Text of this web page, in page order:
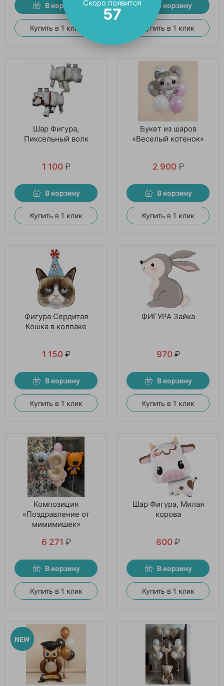
В корзину
Купить в 1 клик
В корзину
Купить в 1 клик
Шар Фигура,
Пиксельный волк
1 100 ₽
В корзину
Купить в 1 клик
Букет из шаров
«Веселый котенок»
2 900 ₽
В корзину
Купить в 1 клик
Фигура Сердитая
Кошка в колпаке
1 150 ₽
В корзину
Купить в 1 клик
ФИГУРА Зайка
970 ₽
В корзину
Купить в 1 клик
Композиция
«Поздравление от
мимимишек»
6 271 ₽
В корзину
Купить в 1 клик
Шар Фигура, Милая
корова
800 ₽
В корзину
Купить в 1 клик
Скоро появится
56